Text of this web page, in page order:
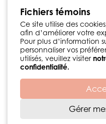
450 447-3576 •
Suivez-
Politique
Développement web
© 2026 Centre
Fichiers témoins
Ce site utilise des
afin d’améliorer votre
Pour plus d’information
personnaliser vos
utilisés, veuillez visiter
confidentialité.
Gérer